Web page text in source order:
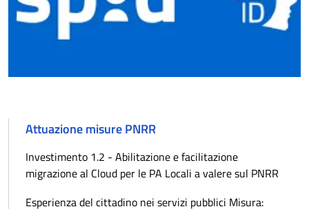
Attuazione misure PNRR
Investimento 1.2 - Abilitazione e facilitazione
migrazione al Cloud per le PA Locali a valere sul PNRR
Esperienza del cittadino nei servizi pubblici Misura: